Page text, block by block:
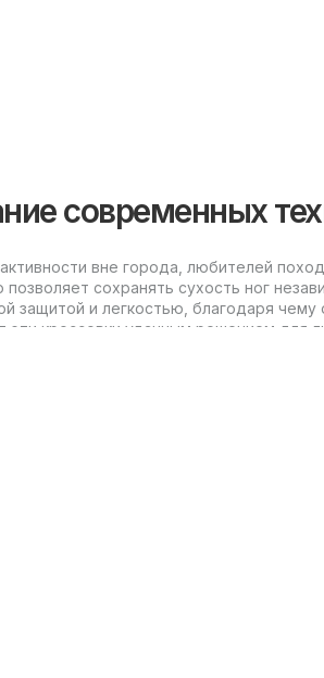
современных
вне города, любителей
сохранять сухость ног
защитой и легкостью, благодаря
кроссовки удачным решением для
Низкая конструкция